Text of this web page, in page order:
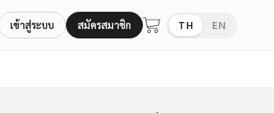
เข้าสู่ระบบ สมัครสมาชิก TH EN